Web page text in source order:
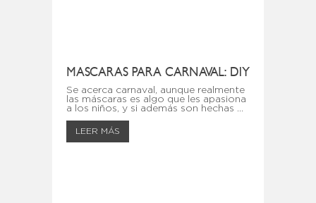
MASCARAS PARA CARNAVAL: DIY
Se acerca carnaval, aunque realmente
las máscaras es algo que les apasiona
a los niños, y si además son hechas ...
LEER MÁS